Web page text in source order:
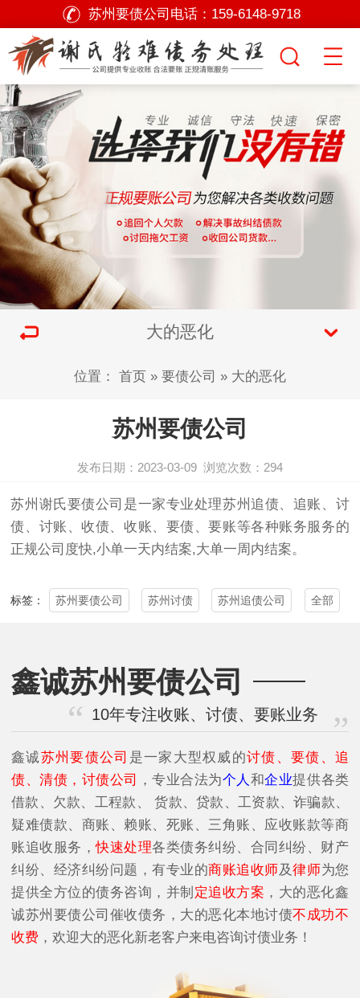
苏州要债公司电话： 159-6148-9718
大的恶化
位置： 首页 » 要债公司 » 大的恶化
苏州要债公司
发布日期：2023-03-09 浏览次数： 294
苏州 谢氏要债公司是一家专业处理苏州追债、追账、 讨
债、讨账、收债、收账、要债、要账等各种账务服务的
正规公司度快,小单一天内结案,大单一周内结案。
标签： 苏州要债公司 苏州讨债 苏州追债公司 全部
鑫诚苏州要债公司
10年专注收账、讨债、要账业务
鑫诚苏州要债公司 是一家大型权威的讨债、要债、追
债、清债，讨债公司
，专业合法为个人 和企业提供各类
借款、欠款、工程款、 货款、贷款、工资款、诈骗款、
疑难债款、商账、赖账、死账、三角账、应收账款等商
账追收服务，快速处理各类债务纠纷、合同纠纷、财产
纠纷、经济纠纷问题，有专业的商账追收师及律师为您
提供全方位的债务咨询，并制 定追收方案 ，大的恶化鑫
诚苏州要债公司催收债务，大的恶化本地讨债不成功不
收费 ，欢迎大的恶化新老客户来电咨询讨债业务！